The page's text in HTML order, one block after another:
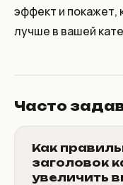
эффект и покажет,
лучше в вашей
Часто
Как
заголовок
увеличить